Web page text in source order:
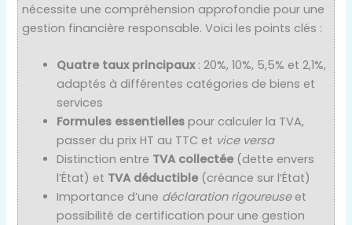
nécessite une compréhension approfondie pour une
gestion financière responsable. Voici les points clés :
Quatre taux principaux: 20%, 10%, 5,5% et 2,1%,
adaptés à différentes catégories de biens et
services
Formules essentielles pour calculer la TVA,
passer du prix HT au TTC et vice versa
Distinction entre TVA collectée(dette envers
l’État) et TVA déductible(créance sur l’État)
Importance d’une déclaration rigoureuseet
possibilité de certification pour une gestion